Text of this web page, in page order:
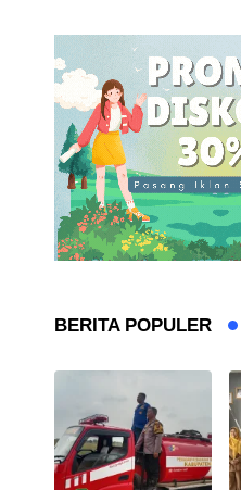
BERITA POPULER